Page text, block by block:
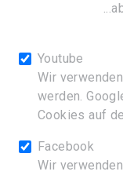
Am Stadtberg 2
89407 Dillingen
KONTAKT
Youtube
Wir
werden.
Cookies auf
Facebook
Wir